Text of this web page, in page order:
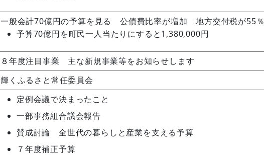
一般会計70億円の予算を見る 公債費比率が増加 地方交付税が55％
予算70億円を町民一人当たりにすると1,380,000円
８年度注目事業 主な新規事業等をお知らせします
輝くふるさと常任委員会
定例会議で決まったこと
一部事務組合議会報告
賛成討論 全世代の暮らしと産業を支える予算
７年度補正予算